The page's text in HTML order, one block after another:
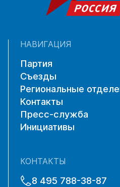
НАВИГАЦИЯ
Партия
Съезды
Региональные
Контакты
Пресс-служба
Инициативы
КОНТАКТЫ
8 495 788-38-87